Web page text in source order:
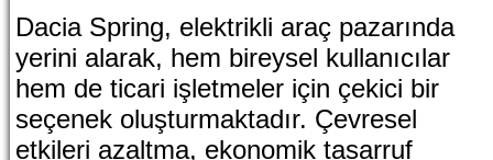
Dacia Spring, elektrikli araç pazarında
yerini alarak, hem bireysel kullanıcılar
hem de ticari işletmeler için çekici bir
seçenek oluşturmaktadır. Çevresel
etkileri azaltma, ekonomik tasarruf